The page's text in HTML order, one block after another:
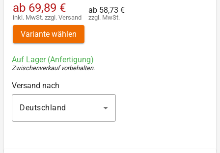
ab 69,89 €
inkl. MwSt. zzgl. Versand
ab 58,73 €
zzgl. MwSt.
Variante wählen
Auf Lager (Anfertigung)
Zwischenverkauf vorbehalten.
Versand nach
Deutschland